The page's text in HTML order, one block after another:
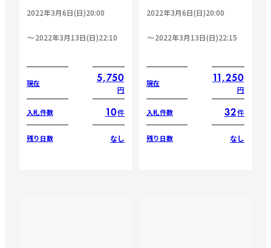
2022年3月6日(日)20:00
2022年3月13日(日)22:10
現在 5,750
円
入札件数 10件
残り日数 なし
2022年3月6日(日)20:00
2022年3月13日(日)22:15
現在 11,250
円
入札件数 32件
残り日数 なし